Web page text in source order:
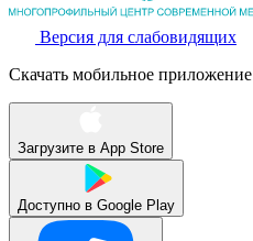
Версия для слабовидящих
Скачать мобильное приложение
Загрузите в App Store
Доступно в Google Play